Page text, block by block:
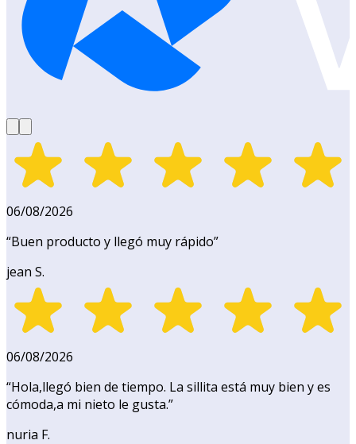
06/08/2026
“Buen producto y llegó muy rápido”
jean S.
06/08/2026
“Hola,llegó bien de tiempo. La sillita está muy bien y es
cómoda,a mi nieto le gusta.”
nuria F.